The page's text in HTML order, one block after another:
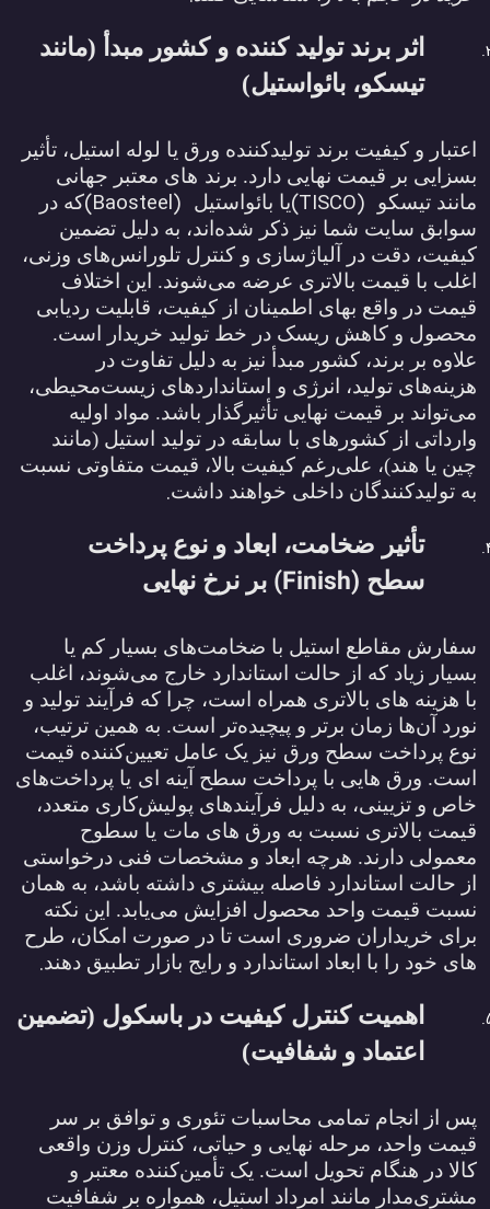
اثر برند تولید کننده و کشور مبدأ (مانند
تیسکو، بائواستیل)
اعتبار و کیفیت برند تولیدکننده ورق یا لوله استیل، تأثیر
بسزایی بر قیمت نهایی دارد. برند های معتبر جهانی
مانند تیسکو
(TISCO)یا بائواستیل (Baosteel)که در
سوابق سایت شما نیز ذکر شده‌اند، به دلیل تضمین
کیفیت، دقت در آلیاژسازی و کنترل تلورانس‌های وزنی،
اغلب با قیمت بالاتری عرضه می‌شوند. این اختلاف
قیمت در واقع بهای اطمینان از کیفیت، قابلیت ردیابی
محصول و کاهش ریسک در خط تولید خریدار است.
علاوه بر برند، کشور مبدأ نیز به دلیل تفاوت در
هزینه‌های تولید، انرژی و استانداردهای زیست‌محیطی،
می‌تواند بر قیمت نهایی تأثیرگذار باشد. مواد اولیه
وارداتی از کشورهای با سابقه در تولید استیل (مانند
چین یا هند)، علی‌رغم کیفیت بالا، قیمت متفاوتی نسبت
به تولیدکنندگان داخلی خواهند داشت.
تأثیر ضخامت، ابعاد و نوع پرداخت
سطح (Finish) بر نرخ نهایی
سفارش مقاطع استیل با ضخامت‌های بسیار کم یا
بسیار زیاد که از حالت استاندارد خارج می‌شوند، اغلب
با هزینه ‌های بالاتری همراه است، چرا که فرآیند تولید و
نورد آن‌ها زمان ‌برتر و پیچیده‌تر است. به همین ترتیب،
نوع پرداخت سطح ورق نیز یک عامل تعیین‌کننده قیمت
است. ورق ‌هایی با پرداخت سطح آینه‌ ای یا پرداخت‌های
خاص و تزیینی، به دلیل فرآیندهای پولیش‌کاری متعدد،
قیمت بالاتری نسبت به ورق ‌های مات یا سطوح
معمولی دارند. هرچه ابعاد و مشخصات فنی درخواستی
از حالت استاندارد فاصله بیشتری داشته باشد، به همان
نسبت قیمت واحد محصول افزایش می‌یابد. این نکته
برای خریداران ضروری است تا در صورت امکان، طرح‌
های خود را با ابعاد استاندارد و رایج بازار تطبیق دهند.
اهمیت کنترل کیفیت در باسکول (تضمین
اعتماد و شفافیت)
پس از انجام تمامی محاسبات تئوری و توافق بر سر
قیمت واحد، مرحله نهایی و حیاتی، کنترل وزن واقعی
کالا در هنگام تحویل است. یک تأمین‌کننده معتبر و
مشتری‌مدار مانند امرداد استیل، همواره بر شفافیت